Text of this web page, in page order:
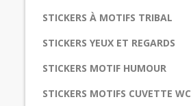
STICKERS À MOTIFS TRIBAL
STICKERS YEUX ET REGARDS
STICKERS MOTIF HUMOUR
STICKERS MOTIFS CUVETTE WC